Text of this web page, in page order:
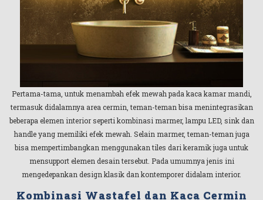
Pertama-tama, untuk menambah efek mewah pada kaca kamar mandi,
termasuk didalamnya area cermin, teman-teman bisa menintegrasikan
beberapa elemen interior seperti kombinasi marmer, lampu LED, sink dan
handle yang memiliki efek mewah. Selain marmer, teman-teman juga
bisa mempertimbangkan menggunakan tiles dari keramik juga untuk
mensupport elemen desain tersebut. Pada umumnya jenis ini
mengedepankan design klasik dan kontemporer didalam interior.
Kombinasi Wastafel dan Kaca Cermin